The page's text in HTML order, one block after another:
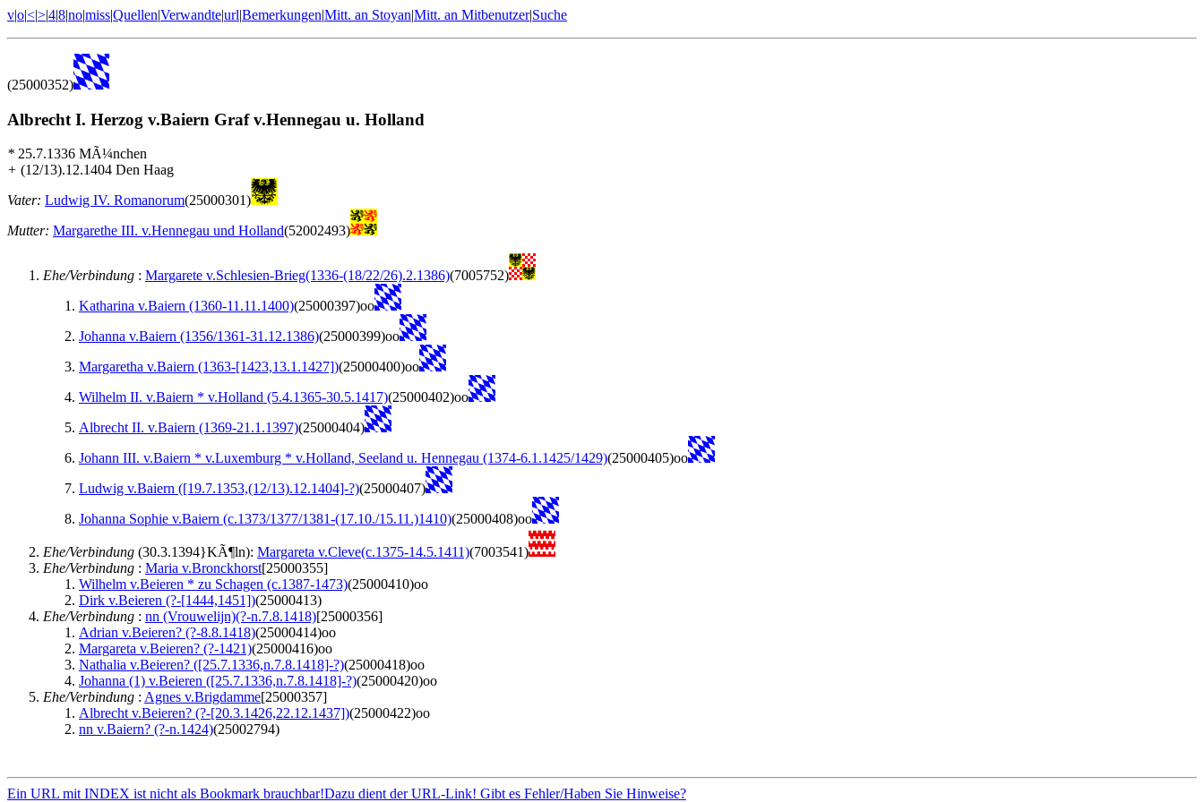
v|o|<|>|4|8|no|miss|Quellen|Verwandte|url|Bemerkungen|Mitt. an Stoyan|Mitt. an Mitbenutzer|Suche
(25000352)
Albrecht I. Herzog v.Baiern Graf v.Hennegau u. Holland
* 25.7.1336 MÃ¼nchen
+ (12/13).12.1404 Den Haag
Vater: Ludwig IV. Romanorum(25000301)
Mutter: Margarethe III. v.Hennegau und Holland(52002493)
Ehe/Verbindung : Margarete v.Schlesien-Brieg(1336-(18/22/26).2.1386)(7005752)
Katharina v.Baiern (1360-11.11.1400)(25000397)oo
Johanna v.Baiern (1356/1361-31.12.1386)(25000399)oo
Margaretha v.Baiern (1363-[1423,13.1.1427])(25000400)oo
Wilhelm II. v.Baiern * v.Holland (5.4.1365-30.5.1417)(25000402)oo
Albrecht II. v.Baiern (1369-21.1.1397)(25000404)
Johann III. v.Baiern * v.Luxemburg * v.Holland, Seeland u. Hennegau (1374-6.1.1425/1429)(25000405)oo
Ludwig v.Baiern ([19.7.1353,(12/13).12.1404]-?)(25000407)
Johanna Sophie v.Baiern (c.1373/1377/1381-(17.10./15.11.)1410)(25000408)oo
Ehe/Verbindung (30.3.1394}KÃ¶ln): Margareta v.Cleve(c.1375-14.5.1411)(7003541)
Ehe/Verbindung : Maria v.Bronckhorst[25000355]
Wilhelm v.Beieren * zu Schagen (c.1387-1473)(25000410)oo
Dirk v.Beieren (?-[1444,1451])(25000413)
Ehe/Verbindung : nn (Vrouwelijn)(?-n.7.8.1418)[25000356]
Adrian v.Beieren? (?-8.8.1418)(25000414)oo
Margareta v.Beieren? (?-1421)(25000416)oo
Nathalia v.Beieren? ([25.7.1336,n.7.8.1418]-?)(25000418)oo
Johanna (1) v.Beieren ([25.7.1336,n.7.8.1418]-?)(25000420)oo
Ehe/Verbindung : Agnes v.Brigdamme[25000357]
Albrecht v.Beieren? (?-[20.3.1426,22.12.1437])(25000422)oo
nn v.Baiern? (?-n.1424)(25002794)
Ein URL mit INDEX ist nicht als Bookmark brauchbar!Dazu dient der URL-Link! Gibt es Fehler/Haben Sie Hinweise?